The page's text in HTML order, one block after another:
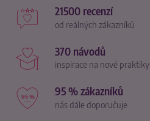
21500 recenzí
od reálných zákazníků
370 návodů
inspirace na nové praktiky
95 % zákazníků
nás dále doporučuje